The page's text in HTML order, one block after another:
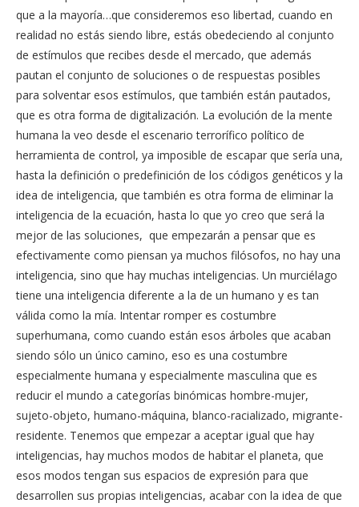
que a la mayoría…que consideremos eso libertad, cuando en
realidad no estás siendo libre, estás obedeciendo al conjunto
de estímulos que recibes desde el mercado, que además
pautan el conjunto de soluciones o de respuestas posibles
para solventar esos estímulos, que también están pautados,
que es otra forma de digitalización. La evolución de la mente
humana la veo desde el escenario terrorífico político de
herramienta de control, ya imposible de escapar que sería una,
hasta la definición o predefinición de los códigos genéticos y la
idea de inteligencia, que también es otra forma de eliminar la
inteligencia de la ecuación, hasta lo que yo creo que será la
mejor de las soluciones, que empezarán a pensar que es
efectivamente como piensan ya muchos filósofos, no hay una
inteligencia, sino que hay muchas inteligencias. Un murciélago
tiene una inteligencia diferente a la de un humano y es tan
válida como la mía. Intentar romper es costumbre
superhumana, como cuando están esos árboles que acaban
siendo sólo un único camino, eso es una costumbre
especialmente humana y especialmente masculina que es
reducir el mundo a categorías binómicas hombre-mujer,
sujeto-objeto, humano-máquina, blanco-racializado, migrante-
residente. Tenemos que empezar a aceptar igual que hay
inteligencias, hay muchos modos de habitar el planeta, que
esos modos tengan sus espacios de expresión para que
desarrollen sus propias inteligencias, acabar con la idea de que